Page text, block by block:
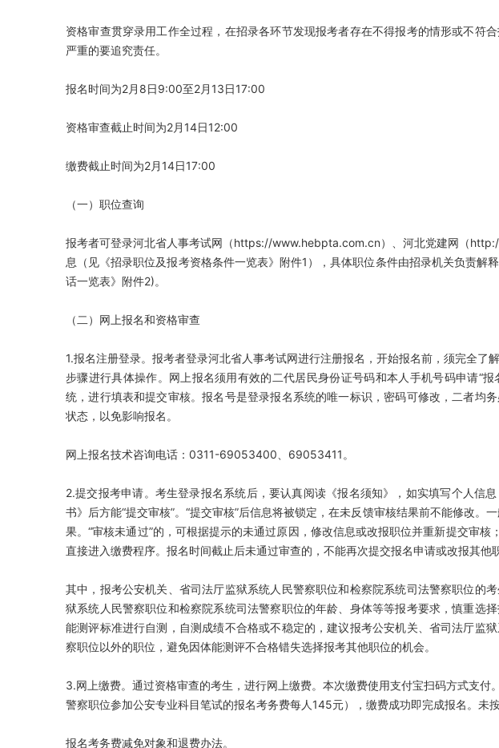
资格审查贯穿录用工作全过程，在招录各环节发现报考者存在不得报考的情形或不符
严重的要追究责任。
报名时间为2月8日9:00至2月13日17:00
资格审查截止时间为2月14日12:00
缴费截止时间为2月14日17:00
（一）职位查询
报考者可登录河北省人事考试网（https://www.hebpta.com.cn）、河北党建网（
息（见《招录职位及报考资格条件一览表》附件1），具体职位条件由招录机关负责解
话一览表》附件2)。
（二）网上报名和资格审查
1.报名注册登录。报考者登录河北省人事考试网进行注册报名，开始报名前，须完全了
步骤进行具体操作。网上报名须用有效的二代居民身份证号码和本人手机号码申请“报
统，进行填表和提交审核。报名号是登录报名系统的唯一标识，密码可修改，二者均
状态，以免影响报名。
网上报名技术咨询电话：0311-69053400、69053411。
2.提交报考申请。考生登录报名系统后，要认真阅读《报名须知》，如实填写个人信
书》后方能“提交审核”。“提交审核”后信息将被锁定，在未反馈审核结果前不能修改。
果。“审核未通过”的，可根据提示的未通过原因，修改信息或改报职位并重新提交审核
直接进入缴费程序。报名时间截止后未通过审查的，不能再次提交报名申请或改报其他
其中，报考公安机关、省司法厅监狱系统人民警察职位和检察院系统司法警察职位的
狱系统人民警察职位和检察院系统司法警察职位的年龄、身体等等报考要求，慎重选
能测评标准进行自测，自测成绩不合格或不稳定的，建议报考公安机关、省司法厅监
察职位以外的职位，避免因体能测评不合格错失选择报考其他职位的机会。
3.网上缴费。通过资格审查的考生，进行网上缴费。本次缴费使用支付宝扫码方式支付
警察职位参加公安专业科目笔试的报名考务费每人145元），缴费成功即完成报名。未
报名考务费减免对象和退费办法。